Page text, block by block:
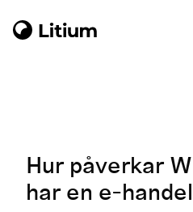
Hur påverkar
har en e-